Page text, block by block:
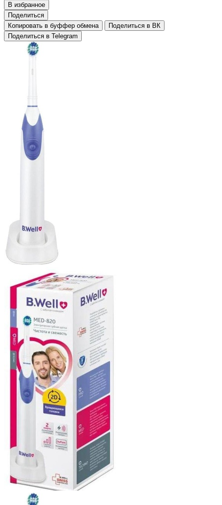
В избранное
Поделиться
Копировать в буффер обмена
Поделиться в ВК
Поделиться в Telegram